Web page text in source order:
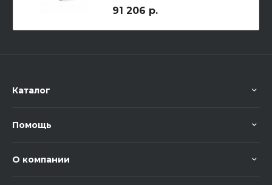
91 206 р.
Каталог
Помощь
О компании